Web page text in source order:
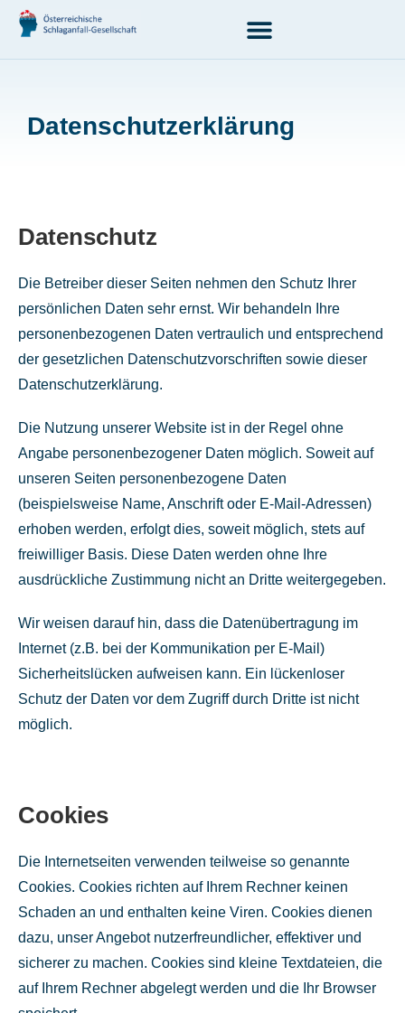
Datenschutzerklärung
Datenschutz
Die Betreiber dieser Seiten nehmen den Schutz Ihrer
persönlichen Daten sehr ernst. Wir behandeln Ihre
personenbezogenen Daten vertraulich und entsprechend
der gesetzlichen Datenschutzvorschriften sowie dieser
Datenschutzerklärung.
Die Nutzung unserer Website ist in der Regel ohne
Angabe personenbezogener Daten möglich. Soweit auf
unseren Seiten personenbezogene Daten
(beispielsweise Name, Anschrift oder E-Mail-Adressen)
erhoben werden, erfolgt dies, soweit möglich, stets auf
freiwilliger Basis. Diese Daten werden ohne Ihre
ausdrückliche Zustimmung nicht an Dritte weitergegeben.
Wir weisen darauf hin, dass die Datenübertragung im
Internet (z.B. bei der Kommunikation per E-Mail)
Sicherheitslücken aufweisen kann. Ein lückenloser
Schutz der Daten vor dem Zugriff durch Dritte ist nicht
möglich.
Cookies
Die Internetseiten verwenden teilweise so genannte
Cookies. Cookies richten auf Ihrem Rechner keinen
Schaden an und enthalten keine Viren. Cookies dienen
dazu, unser Angebot nutzerfreundlicher, effektiver und
sicherer zu machen. Cookies sind kleine Textdateien, die
auf Ihrem Rechner abgelegt werden und die Ihr Browser